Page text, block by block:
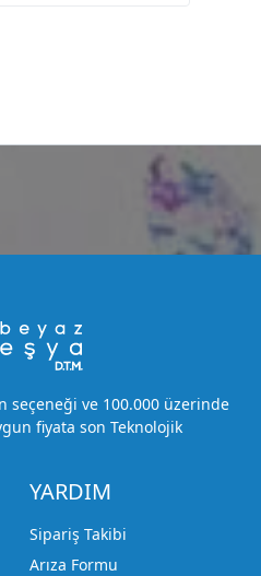
seçeneği ve 100.000 üzerinde
fiyata son Teknolojik
YARDIM
Sipariş Takibi
Arıza Formu